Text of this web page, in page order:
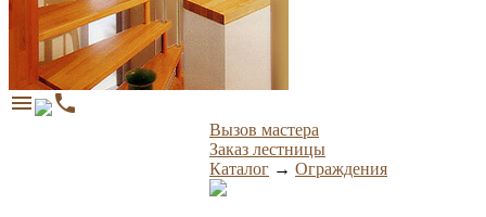
menu phone
Вызов мастера
Заказ лестницы
Каталог → Ограждения